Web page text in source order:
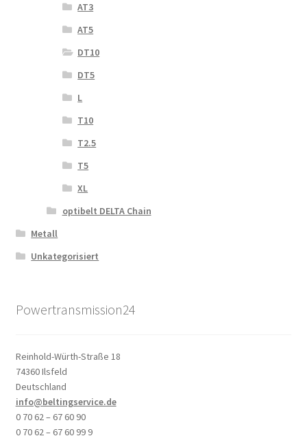
AT3
AT5
DT10
DT5
L
T10
T2.5
T5
XL
optibelt DELTA Chain
Metall
Unkategorisiert
Powertransmission24
Reinhold-Würth-Straße 18
74360 Ilsfeld
Deutschland
info@beltingservice.de
0 70 62 – 67 60 90
0 70 62 – 67 60 99 9